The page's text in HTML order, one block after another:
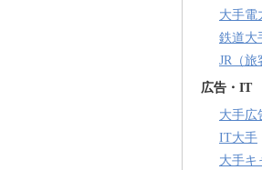
大手電
鉄道大
JR（旅
広告・IT
大手広
IT大手
大手キ